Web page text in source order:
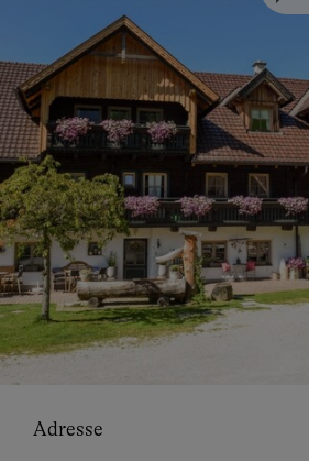
Adresse